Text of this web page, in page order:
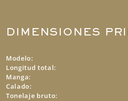
DIMENSIONES
Modelo:
Longitud total:
Manga:
Calado:
Tonelaje bruto: